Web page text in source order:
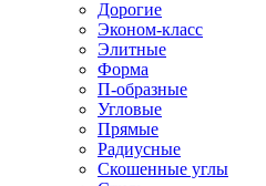
Дорогие
Эконом-класс
Элитные
Форма
П-образные
Угловые
Прямые
Радиусные
Скошенные углы